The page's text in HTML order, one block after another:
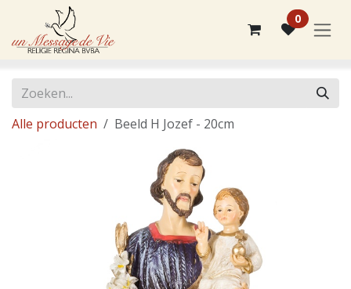
Overslaan naar inhoud
0
Alle producten Beeld H Jozef - 20cm